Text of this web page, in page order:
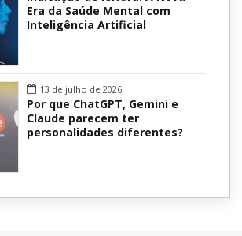
Era da Saúde Mental com
Inteligência Artificial
13 de julho de 2026
Por que ChatGPT, Gemini e
Claude parecem ter
personalidades diferentes?